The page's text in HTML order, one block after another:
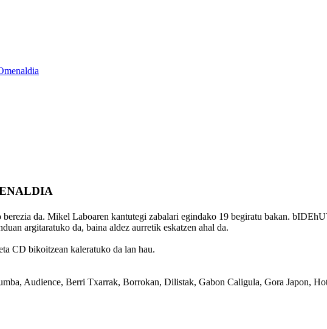
da. Mikel Laboaren kantutegi zabalari egindako 19 begiratu bakan.
argitaratuko da, baina aldez aurretik eskatzen ahal da.
CD bikoitzean kaleratuko da lan hau.
Audience, Berri Txarrak, Borrokan, Dilistak, Gabon Caligula, Gora Japon,